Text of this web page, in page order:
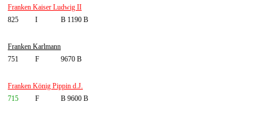
Franken Kaiser Ludwig II
825
I B 1190 B
Franken Karlmann
751
F 9670 B
Franken König Pippin d.J.
715
F B 9600 B